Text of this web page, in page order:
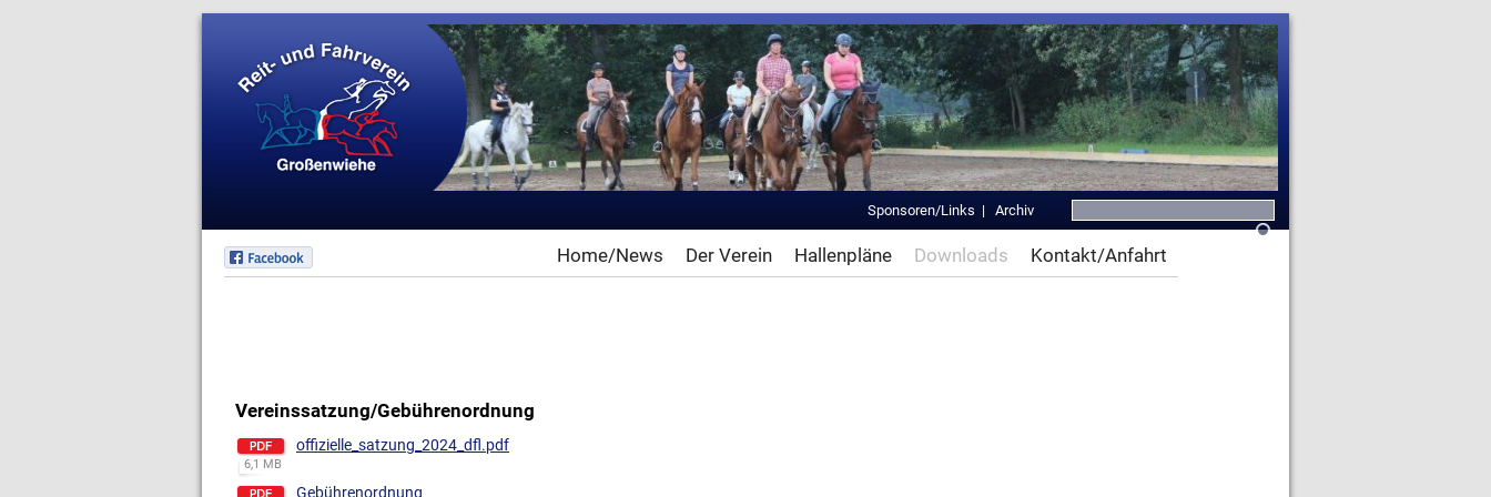
Sponsoren/Links | Archiv
Home/News Der Verein Hallenpläne Downloads Kontakt/Anfahrt
Vereinssatzung/Gebührenordnung
6,1 MB
offizielle_satzung_2024_dfl.pdf
Gebührenordnung